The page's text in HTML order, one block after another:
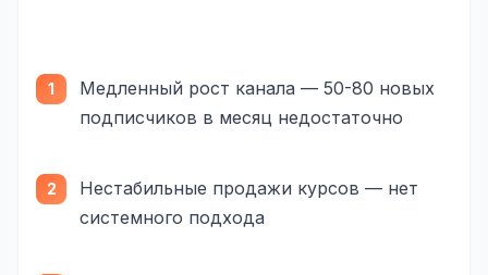
LinkedIn
EMAIL-МАРКЕТИНГ
Автоматизация
Медленный рост канала — 50-80 новых
подписчиков в месяц недостаточно
Нестабильные продажи курсов — нет
системного подхода